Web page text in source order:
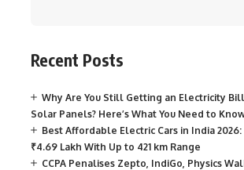
Recent Posts
Why Are You Still Getting an Electricity
Solar Panels? Here’s What You Need to
Best Affordable Electric Cars in India
₹4.69 Lakh With Up to 421 km Range
CCPA Penalises Zepto, IndiGo, Physics